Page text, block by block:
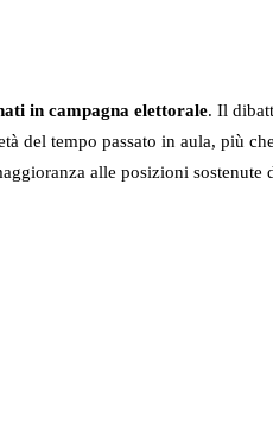
in campagna elettorale. Il
del tempo passato in aula, più
alle posizioni sostenute